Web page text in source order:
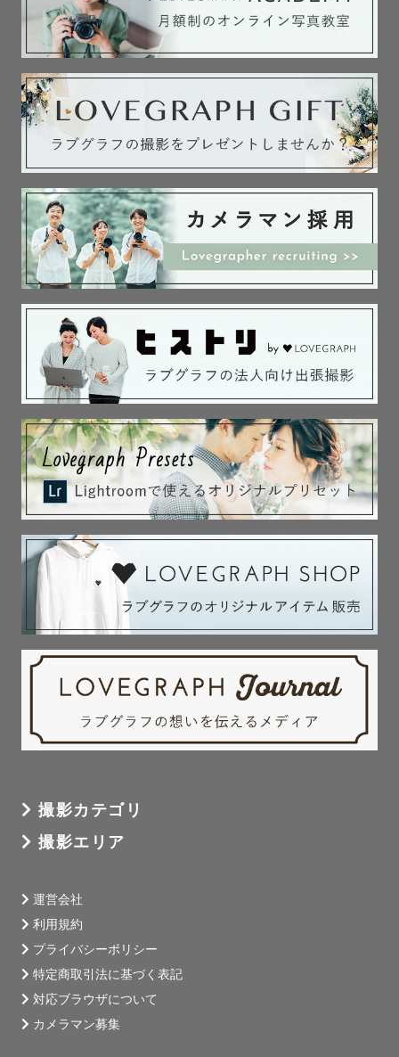
撮影カテゴリ
撮影エリア
運営会社
利用規約
プライバシーポリシー
特定商取引法に基づく表記
対応ブラウザについて
カメラマン募集